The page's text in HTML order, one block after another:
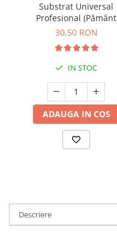
Substrat Universal
Profesional (Pământ
Premium) - 20 L
30,50 RON
IN STOC
ADAUGA IN COS
Descriere